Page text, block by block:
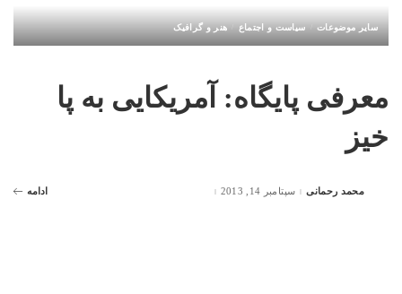
سایر موضوعات سیاست و اجتماع هنر و گرافیک
معرفی پایگاه: آمریکایی به پا
خیز
Postedمحمد رحمانی سپتامبر 14, 2013 ادامه